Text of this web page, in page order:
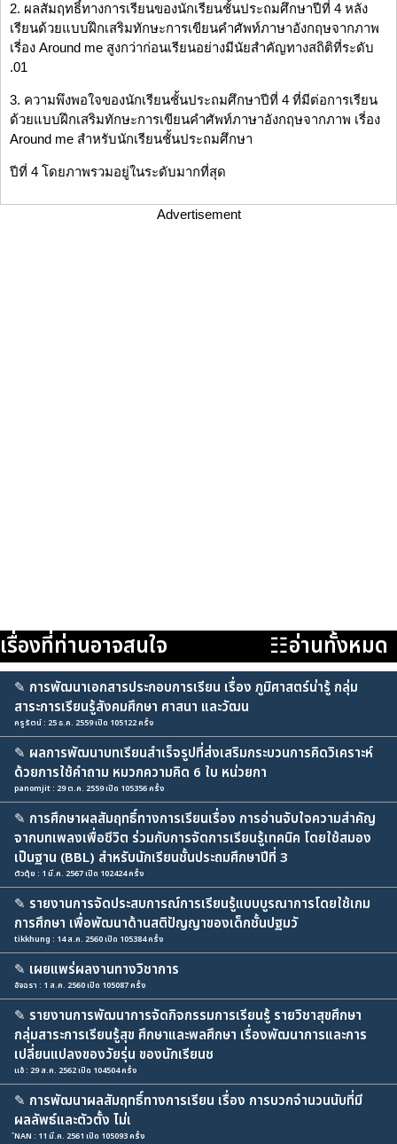
2. ผลสัมฤทธิ์ทางการเรียนของนักเรียนชั้นประถมศึกษาปีที่ 4 หลัง
เรียนด้วยแบบฝึกเสริมทักษะการเขียนคำศัพท์ภาษาอังกฤษจากภาพ
เรี่อง Around me สูงกว่าก่อนเรียนอย่างมีนัยสำคัญทางสถิติที่ระดับ
.01
3. ความพึงพอใจของนักเรียนชั้นประถมศึกษาปีที่ 4 ที่มีต่อการเรียน
ด้วยแบบฝึกเสริมทักษะการเขียนคำศัพท์ภาษาอังกฤษจากภาพ เรี่อง
Around me สำหรับนักเรียนชั้นประถมศึกษา
ปีที่ 4 โดยภาพรวมอยู่ในระดับมากที่สุด
Advertisement
เรื่องที่ท่านอาจสนใจ ☷อ่านทั้งหมด
✎ การพัฒนาเอกสารประกอบการเรียน เรื่อง ภูมิศาสตร์น่ารู้ กลุ่ม
สาระการเรียนรู้สังคมศึกษา ศาสนา และวัฒน
ครูรัตน์ : 25 ธ.ค. 2559 เปิด 105122 ครั้ง
✎ ผลการพัฒนาบทเรียนสำเร็จรูปที่ส่งเสริมกระบวนการคิดวิเคราะห์
ด้วยการใช้คำถาม หมวกความคิด 6 ใบ หน่วยกา
panomjit : 29 ต.ค. 2559 เปิด 105356 ครั้ง
✎ การศึกษาผลสัมฤทธิ์ทางการเรียนเรื่อง การอ่านจับใจความสำคัญ
จากบทเพลงเพื่อชีวิต ร่วมกับการจัดการเรียนรู้เทคนิค โดยใช้สมอง
เป็นฐาน (BBL) สำหรับนักเรียนชั้นประถมศึกษาปีที่ 3
ตัวตุ้ย : 1 มี.ค. 2567 เปิด 102424 ครั้ง
✎ รายงานการจัดประสบการณ์การเรียนรู้แบบบูรณาการโดยใช้เกม
การศึกษา เพื่อพัฒนาด้านสติปัญญาของเด็กชั้นปฐมวั
tikkhung : 14 ส.ค. 2560 เปิด 105384 ครั้ง
✎ เผยแพร่ผลงานทางวิชาการ
อัจฉรา : 1 ส.ค. 2560 เปิด 105087 ครั้ง
✎ รายงานการพัฒนาการจัดกิจกรรมการเรียนรู้ รายวิชาสุขศึกษา
กลุ่มสาระการเรียนรู้สุข ศึกษาและพลศึกษา เรื่องพัฒนาการและการ
เปลี่ยนแปลงของวัยรุ่น ของนักเรียนช
แอ้ : 29 ส.ค. 2562 เปิด 104504 ครั้ง
✎ การพัฒนาผลสัมฤทธิ์ทางการเรียน เรื่อง การบวกจำนวนนับที่มี
ผลลัพธ์และตัวตั้ง ไม่เ
์NAN : 11 มี.ค. 2561 เปิด 105093 ครั้ง